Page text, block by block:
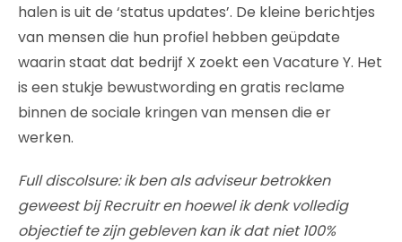
halen is uit de ‘status updates’. De kleine berichtjes
van mensen die hun profiel hebben geüpdate
waarin staat dat bedrijf X zoekt een Vacature Y. Het
is een stukje bewustwording en gratis reclame
binnen de sociale kringen van mensen die er
werken.
Full discolsure: ik ben als adviseur betrokken
geweest bij Recruitr en hoewel ik denk volledig
objectief te zijn gebleven kan ik dat niet 100%